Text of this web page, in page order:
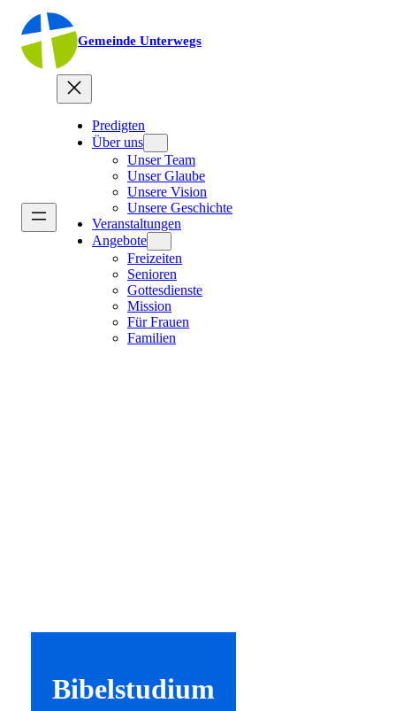
Gemeinde Unterwegs
Predigten
Über uns
Unser Team
Unser Glaube
Unsere Vision
Unsere Geschichte
Veranstaltungen
Angebote
Freizeiten
Senioren
Gottesdienste
Mission
Für Frauen
Familien
Bibelstudium